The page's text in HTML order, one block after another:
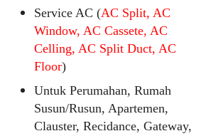
Service AC (AC Split, AC
Window, AC Cassete, AC
Celling, AC Split Duct, AC
Floor)
Untuk Perumahan, Rumah
Susun/Rusun, Apartemen,
Clauster, Recidance, Gateway,